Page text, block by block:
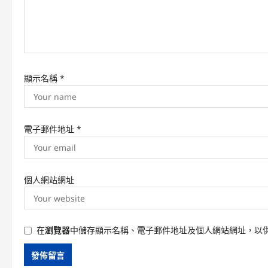
n
顯示名稱 *
電子郵件地址 *
個人網站網址
在瀏覽器中儲存顯示名稱、電子郵件地址及個人網站網址，以